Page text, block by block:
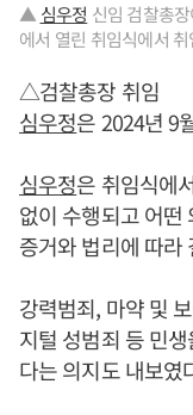
▲ 심우정 신임 검찰총
에서 열린 취임식에서
△검찰총장 취임
심우정은 2024년 9
심우정은 취임식에
없이 수행되고 어떤
증거와 법리에 따
강력범죄, 마약 및
지털 성범죄 등 민
다는 의지도 내보였